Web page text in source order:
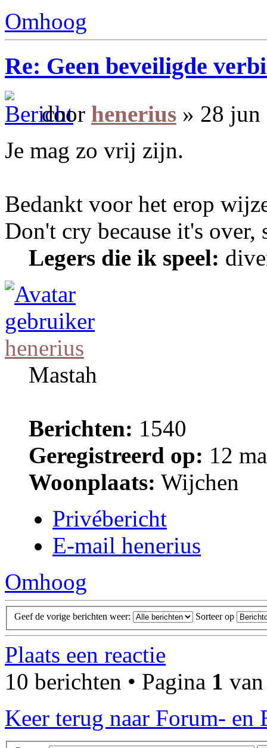
Omhoog
Re: Geen beveiligde
door henerius » 28 jun
Je mag zo vrij zijn.
Bedankt voor het erop
Don't cry because it's over,
Legers die ik speel:
henerius
Mastah
Berichten: 1540
Geregistreerd op: 12
Woonplaats: Wijchen
Privébericht
E-mail henerius
Omhoog
Geef de vorige berichten weer: Sorteer op
Plaats een reactie
10 berichten • Pagina 1
Keer terug naar Forum- en